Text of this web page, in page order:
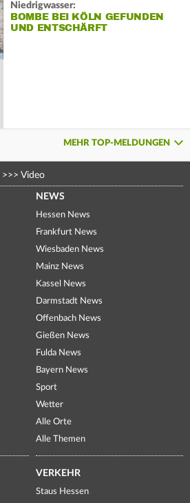
Niedrigwasser:
BOMBE BEI KÖLN GEFUNDEN
UND ENTSCHÄRFT
MEHR TOP-MELDUNGEN
>>> Video
NEWS
Hessen News
Frankfurt News
Wiesbaden News
Mainz News
Kassel News
Darmstadt News
Offenbach News
Gießen News
Fulda News
Bayern News
Sport
Wetter
Alle Orte
Alle Themen
VERKEHR
Staus Hessen